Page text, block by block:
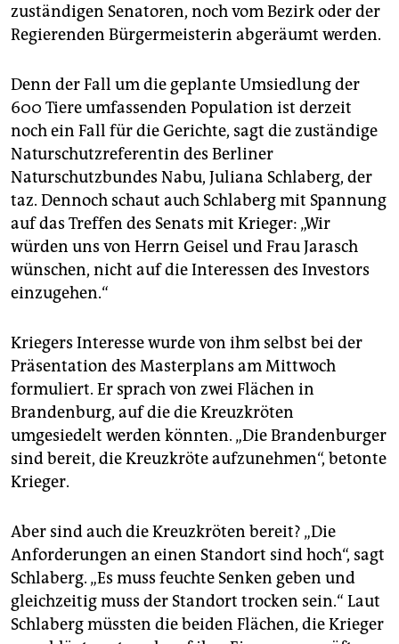
zuständigen Senatoren, noch vom Bezirk oder der
Regierenden Bürgermeisterin abgeräumt werden.
Denn der Fall um die geplante Umsiedlung der
600 Tiere umfassenden Population ist derzeit
noch ein Fall für die Gerichte, sagt die zuständige
Naturschutzreferentin des Berliner
Naturschutzbundes Nabu, Juliana Schlaberg, der
taz. Dennoch schaut auch Schlaberg mit Spannung
auf das Treffen des Senats mit Krieger: „Wir
würden uns von Herrn Geisel und Frau Jarasch
wünschen, nicht auf die Interessen des Investors
einzugehen.“
Kriegers Interesse wurde von ihm selbst bei der
Präsentation des Masterplans am Mittwoch
formuliert. Er sprach von zwei Flächen in
Brandenburg, auf die die Kreuzkröten
umgesiedelt werden könnten. „Die Brandenburger
sind bereit, die Kreuzkröte aufzunehmen“, betonte
Krieger.
Aber sind auch die Kreuzkröten bereit? „Die
Anforderungen an einen Standort sind hoch“, sagt
Schlaberg. „Es muss feuchte Senken geben und
gleichzeitig muss der Standort trocken sein.“ Laut
Schlaberg müssten die beiden Flächen, die Krieger